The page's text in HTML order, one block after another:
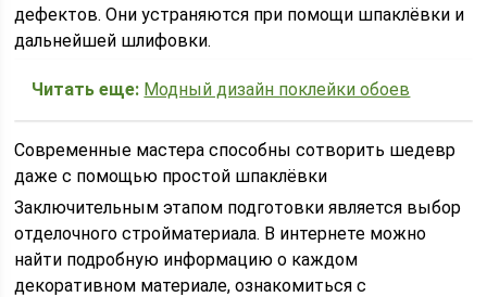
дефектов. Они устраняются при помощи шпаклёвки и
дальнейшей шлифовки.
Читать еще: Модный дизайн поклейки обоев
Современные мастера способны сотворить шедевр
даже с помощью простой шпаклёвки
Заключительным этапом подготовки является выбор
отделочного стройматериала. В интернете можно
найти подробную информацию о каждом
декоративном материале, ознакомиться с